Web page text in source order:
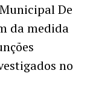
De
da medida
no